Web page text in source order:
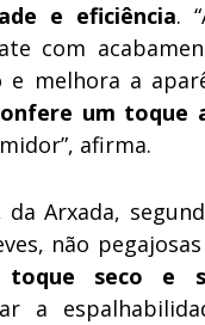
e eficiência.
com
e melhora a
um toque
afirma.
da Arxada,
não
toque seco e
a